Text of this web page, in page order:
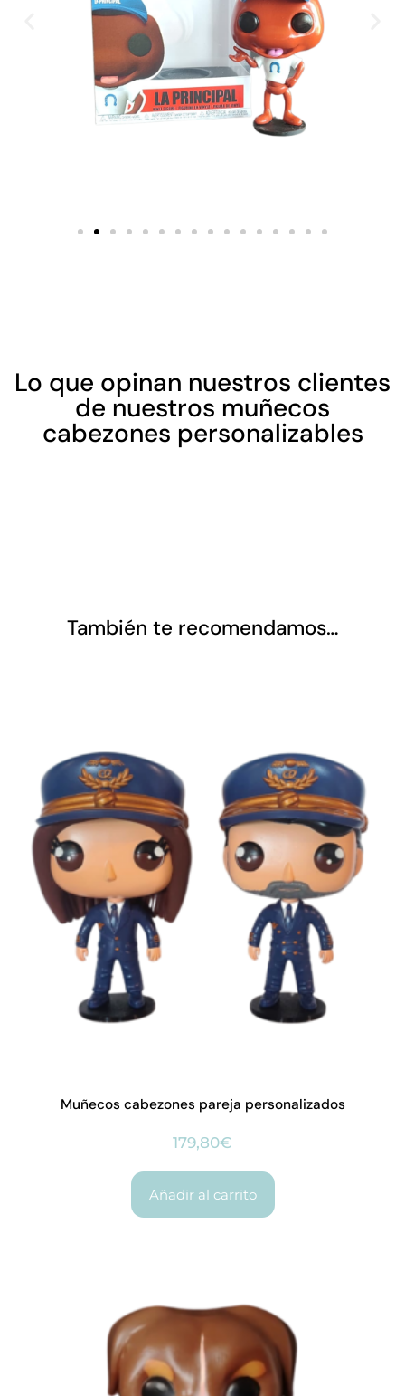
Lo que opinan nuestros clientes
de nuestros muñecos
cabezones personalizables
También te recomendamos…
Muñecos cabezones pareja personalizados
179,80€
Añadir al carrito